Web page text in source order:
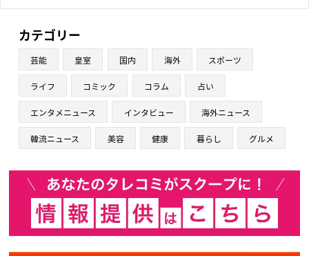
カテゴリー
芸能 皇室 国内 海外 スポーツ
ライフ コミック コラム 占い
エンタメニュース インタビュー 海外ニュース
韓流ニュース 美容 健康 暮らし グルメ